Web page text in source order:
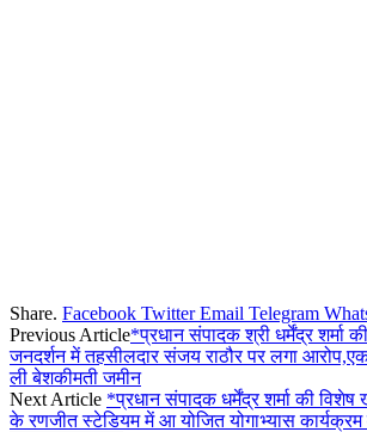
Share. Facebook Twitter Email Telegram
Previous Article*प्रधान संपादक श्री धर्मेंद्र
जनदर्शन में तहसीलदार संजय राठौर पर लगा
ली बेशकीमती जमीन
Next Article *प्रधान संपादक धर्मेंद्र शर्मा की
के रणजीत स्टेडियम में आ योजित योगाभ्यास कार्यक्रम